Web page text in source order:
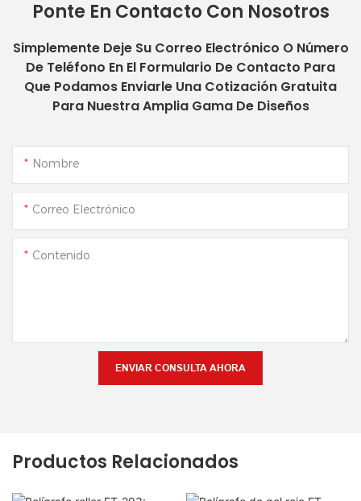
Ponte En Contacto Con Nosotros
Simplemente Deje Su Correo Electrónico O Número
De Teléfono En El Formulario De Contacto Para
Que Podamos Enviarle Una Cotización Gratuita
Para Nuestra Amplia Gama De Diseños
Nombre
Correo Electrónico
Contenido
ENVIAR CONSULTA AHORA
Productos Relacionados